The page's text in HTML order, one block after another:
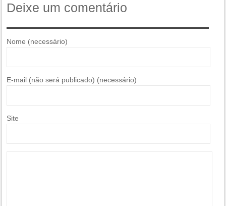
Deixe um comentário
Nome (necessário)
E-mail (não será publicado) (necessário)
Site